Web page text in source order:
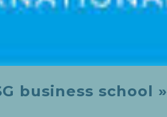
business school »